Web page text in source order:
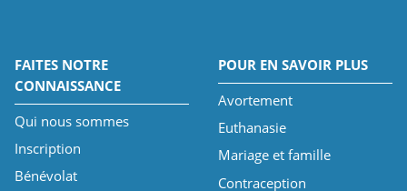
FAITES NOTRE
CONNAISSANCE
Qui nous sommes
Inscription
Bénévolat
POUR EN SAVOIR PLUS
Avortement
Euthanasie
Mariage et famille
Contraception